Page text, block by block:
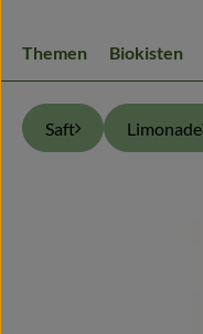
Themen Biokisten
Saft Limonade